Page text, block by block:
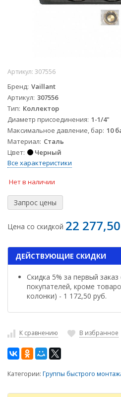
Артикул: 307556
Бренд Vaillant
Артикул 307556
Тип Коллектор
Диаметр присоединения 1-1/4"
Максимальное давление, бар 10
Материал Сталь
Цвет
Черный
Все характеристики
Нет в наличии
Цена со скидкой 22
ДЕЙСТВУЮЩИЕ СКИДКИ
Скидка 5% за первый
покупателей, кроме
колонки) - 1 172,50 руб.
К сравнению В избранное
Категории: Группы быстрого